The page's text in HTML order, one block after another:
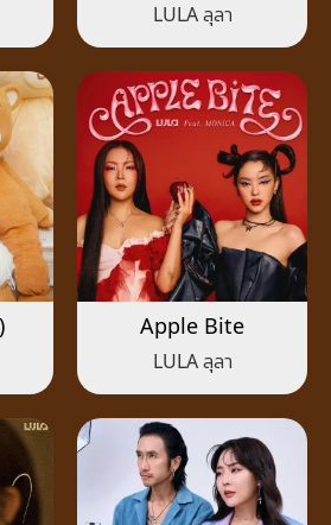
LULA ลุลา
Apple Bite
LULA ลุลา